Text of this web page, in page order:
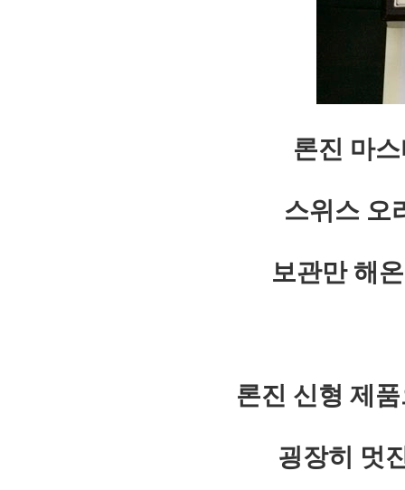
론진 마
스위스 오
보관만 해
론진 신형 제
굉장히 멋